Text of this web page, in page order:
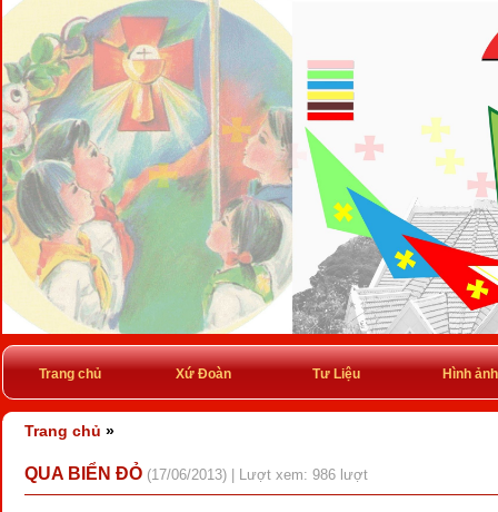
Trang chủ Xứ Đoàn Tư Liệu Hình ảnh
Trang chủ »
QUA BIỂN ĐỎ (17/06/2013) | Lượt xem: 986 lượt